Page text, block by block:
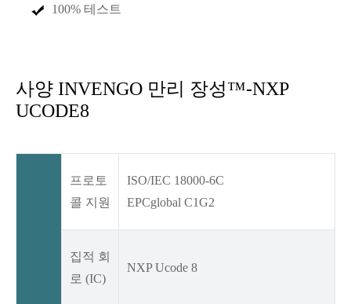
100% 테스트
사양 INVENGO 만리 장성™-NXP
UCODE8
프로토
콜 지원
ISO/IEC 18000-6C
EPCglobal C1G2
집적 회
로 (IC)
NXP Ucode 8